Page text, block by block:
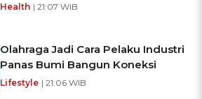
Health | 21:07 WIB
Olahraga Jadi Cara Pelaku Industri
Panas Bumi Bangun Koneksi
Lifestyle | 21:06 WIB